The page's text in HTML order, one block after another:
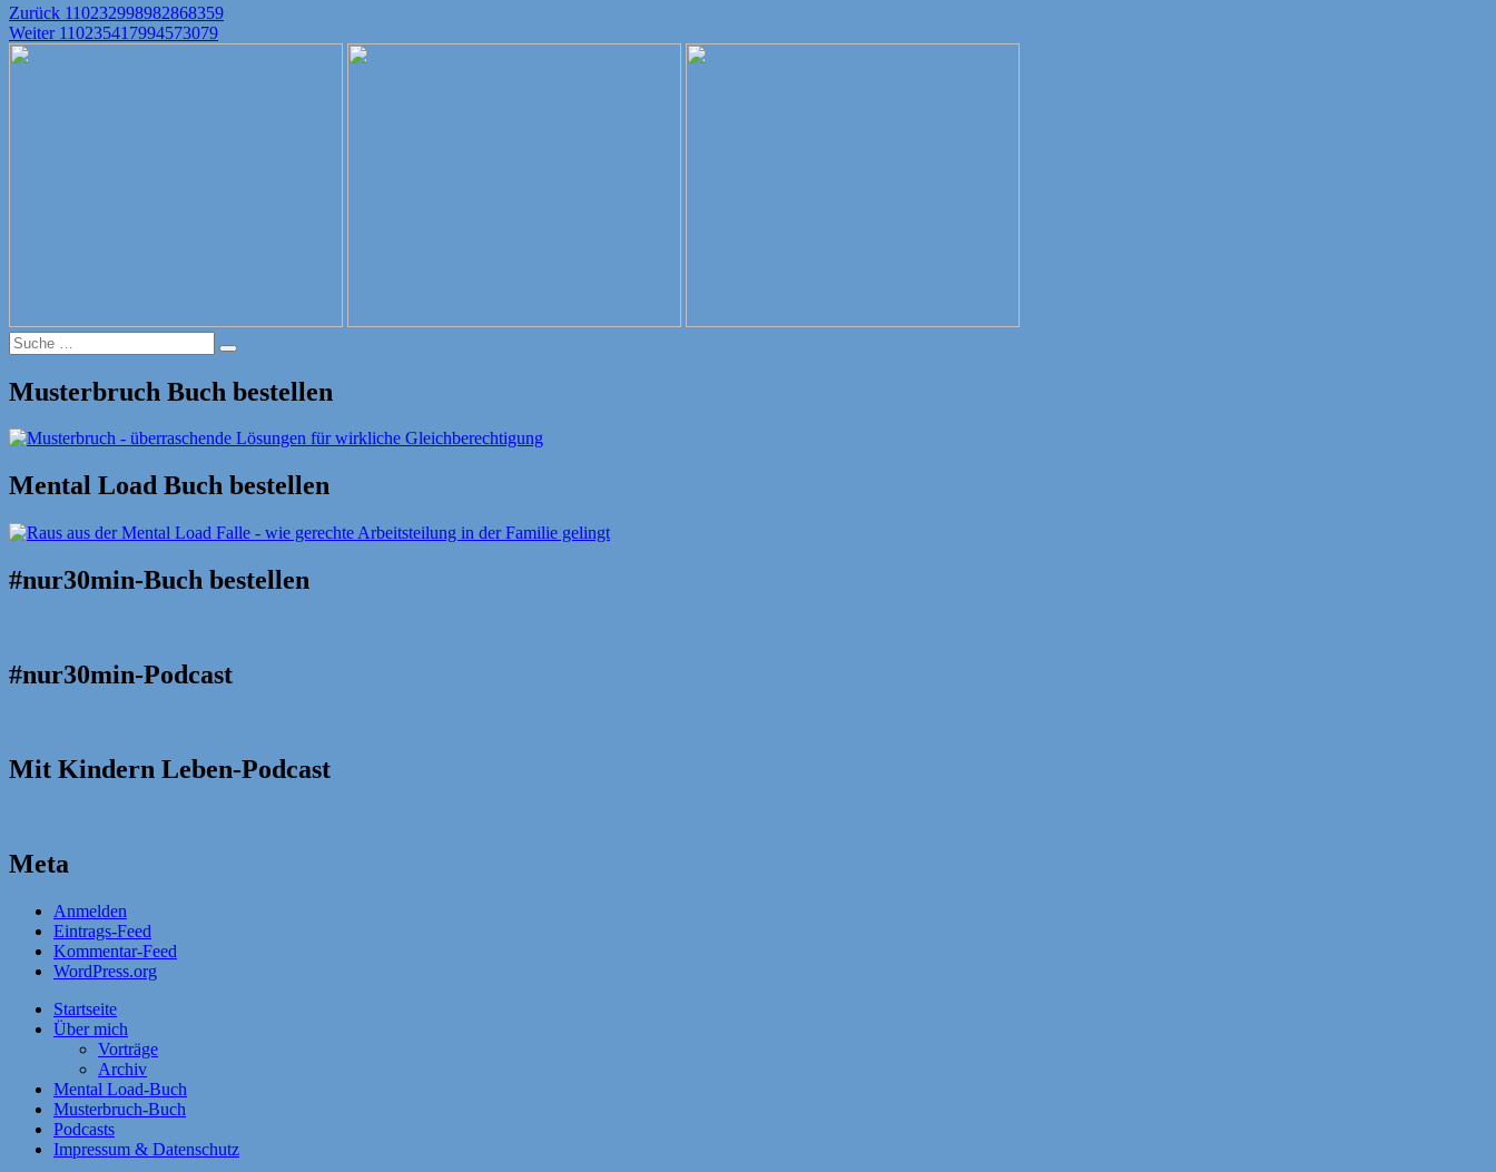
Beitragsnavigation
Zurück Vorheriger
Beitrag:
110232998982868359
Weiter Nächster
110235417994573079
Suche
nach:
Suche
Musterbruch Buch bestellen
Mental Load Buch bestellen
#nur30min-Buch bestellen
#nur30min-Podcast
Mit Kindern Leben-Podcast
Meta
Anmelden
Eintrags-Feed
Kommentar-Feed
WordPress.org
Startseite
Über mich
Vorträge
Archiv
Mental Load-Buch
Musterbruch-Buch
Podcasts
Impressum & Datenschutz